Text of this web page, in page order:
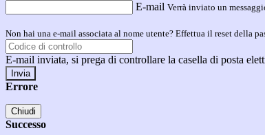
E-mail Verrà inviato un
Non hai una e-mail associata al nome utente? Effettua il reset della
E-mail inviata, si prega di controllare la casella di posta
Errore
Chiudi
Successo